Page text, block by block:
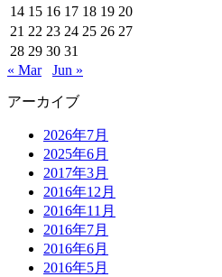
14 15 16 17 18 19 20
21 22 23 24 25 26 27
28 29 30 31
« Mar
Jun »
アーカイブ
2026年7月
2025年6月
2017年3月
2016年12月
2016年11月
2016年7月
2016年6月
2016年5月